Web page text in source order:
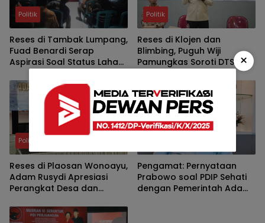
Politik
Reses di Tambak Lumpang,
Fuad Benardi Serap
Aspirasi Soal Status Lahan
BTKD dan Perbaikan Jalan
Politik
Reses di Klojen dan
Blimbing, Puguh Wiji
Pamungkas Soroti DTSEN,
Darurat Sampah dan
Malang
Politik
Reses di Plaosan Wonoayu,
Adam Rusydi Apresiasi
Perangkat Desa dan
Usulan TPS dan Lapangan
Pengamat: Pernyataan
Prabowo soal PDIP Sehati
dengan Pemerintah Ada
×